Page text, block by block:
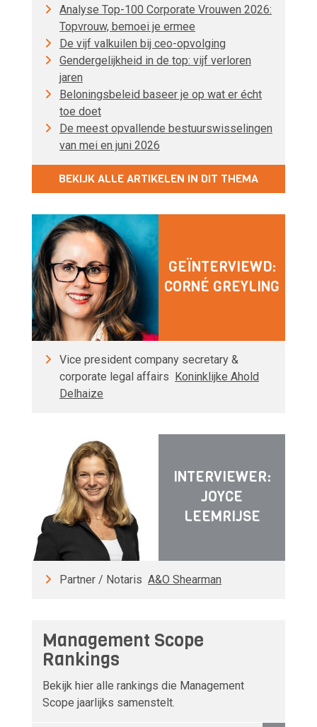
Analyse Top-100 Corporate Vrouwen 2026:
Topvrouw, bemoei je ermee
De vijf valkuilen bij ceo-opvolging
Gendergelijkheid in de top: vijf verloren
jaren
Beloningsbeleid baseer je op wat er écht
toe doet
De meest opvallende bestuurswisselingen
van mei en juni 2026
BEKIJK ALLE ARTIKELEN IN DIT THEMA
GEÏNTERVIEWD:
CORNÉ GREYLING
Vice president company secretary &
corporate legal affairs Koninklijke Ahold
Delhaize
INTERVIEWER:
JOYCE
LEEMRIJSE
Partner / Notaris A&O Shearman
Management Scope
Rankings
Bekijk hier alle rankings die Management
Scope jaarlijks samenstelt.